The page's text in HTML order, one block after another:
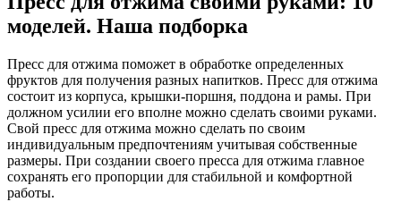
моделей. Наша подборка
Пресс для отжима поможет в обработке определенных
фруктов для получения разных напитков. Пресс для отжима
состоит из корпуса, крышки-поршня, поддона и рамы. При
должном усилии его вполне можно сделать своими руками.
Свой пресс для отжима можно сделать по своим
индивидуальным предпочтениям учитывая собственные
размеры. При создании своего пресса для отжима главное
сохранять его пропорции для стабильной и комфортной
работы.